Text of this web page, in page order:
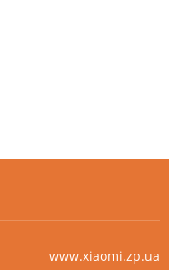
www.xiaomi.zp.ua